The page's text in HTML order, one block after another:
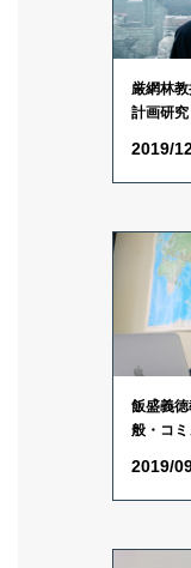
厳網林
計画研究
2019/
飯盛義
般・コ
2019/